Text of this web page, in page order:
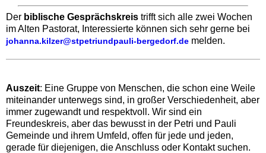
Der biblische Gesprächskreis trifft sich alle zwei Wochen
im Alten Pastorat, Interessierte können sich sehr gerne bei
johanna.kilzer@stpetriundpauli-bergedorf.de melden.
Auszeit: Eine Gruppe von Menschen, die schon eine Weile
miteinander unterwegs sind, in großer Verschiedenheit, aber
immer zugewandt und respektvoll. Wir sind ein
Freundeskreis, aber das bewusst in der Petri und Pauli
Gemeinde und ihrem Umfeld, offen für jede und jeden,
gerade für diejenigen, die Anschluss oder Kontakt suchen.